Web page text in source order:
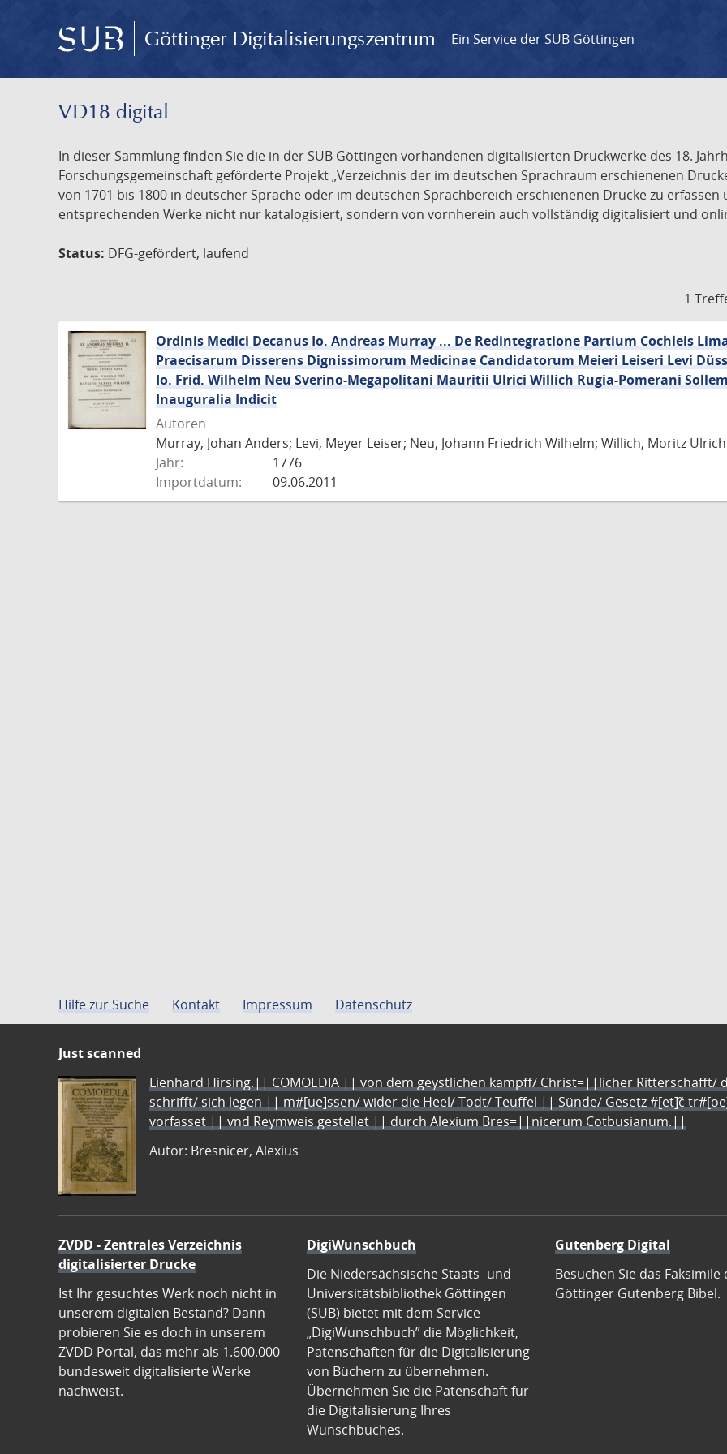
Göttinger Digitalisierungszentrum Ein Service der SUB Göttingen
VD18 digital
In dieser Sammlung finden Sie die in der SUB Göttingen vorhandenen digitalisierten Druckwerke des 18.
Forschungsgemeinschaft geförderte Projekt „Verzeichnis der im deutschen Sprachraum erschienenen
von 1701 bis 1800 in deutscher Sprache oder im deutschen Sprachbereich erschienenen Drucke zu
entsprechenden Werke nicht nur katalogisiert, sondern von vornherein auch vollständig digitalisiert und
Status: DFG-gefördert, laufend
1
Ordinis Medici Decanus Io. Andreas Murray ... De Redintegratione Partium Cochleis
Praecisarum Disserens Dignissimorum Medicinae Candidatorum Meieri Leiseri Levi
Io. Frid. Wilhelm Neu Sverino-Megapolitani Mauritii Ulrici Willich Rugia-Pomerani
Inauguralia Indicit
Autoren
Murray, Johan Anders; Levi, Meyer Leiser; Neu, Johann Friedrich Wilhelm; Willich, Moritz Ulrich
Jahr:
1776
Importdatum:
09.06.2011
Hilfe zur Suche Kontakt Impressum Datenschutz
Just scanned
Lienhard Hirsing.|| COMOEDIA || von dem geystlichen kampff/ Christ=||licher Ritterschafft/
schrifft/ sich legen || m#[ue]ssen/ wider die Heel/ Todt/ Teuffel || Sünde/ Gesetz #[et]c̃
vorfasset || vnd Reymweis gestellet || durch Alexium Bres=||nicerum Cotbusianum.||
Autor: Bresnicer, Alexius
ZVDD - Zentrales Verzeichnis
digitalisierter Drucke
Ist Ihr gesuchtes Werk noch nicht in
unserem digitalen Bestand? Dann
probieren Sie es doch in unserem
ZVDD Portal, das mehr als 1.600.000
bundesweit digitalisierte Werke
nachweist.
DigiWunschbuch
Die Niedersächsische Staats- und
Universitätsbibliothek Göttingen
(SUB) bietet mit dem Service
„DigiWunschbuch” die Möglichkeit,
Patenschaften für die Digitalisierung
von Büchern zu übernehmen.
Übernehmen Sie die Patenschaft für
die Digitalisierung Ihres
Wunschbuches.
Gutenberg Digital
Besuchen Sie das Faksimile
Göttinger Gutenberg Bibel.